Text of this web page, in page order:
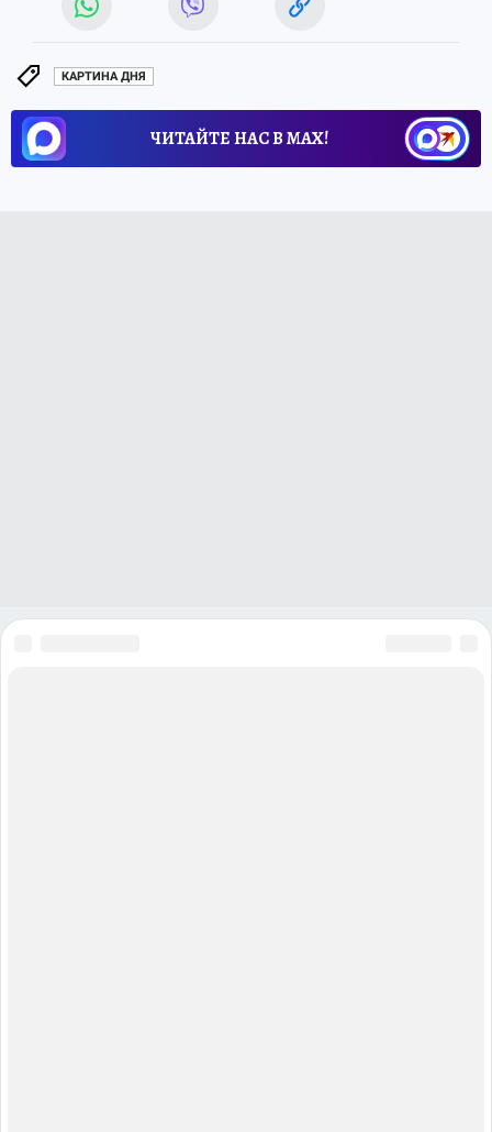
КАРТИНА ДНЯ
ЧИТАЙТЕ НАС В МАХ!